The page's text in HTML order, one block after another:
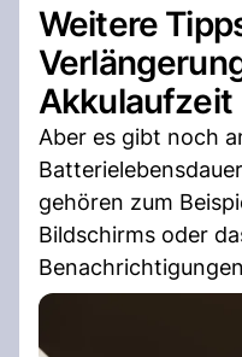
Weitere
Akkulaufzeit
Aber es gibt noch
gehören zum
Bildschirms oder